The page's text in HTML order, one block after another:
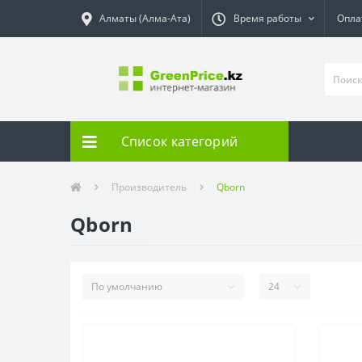
Алматы (Алма-Ата) Время работы
Список категорий
Производитель Qborn
Qborn